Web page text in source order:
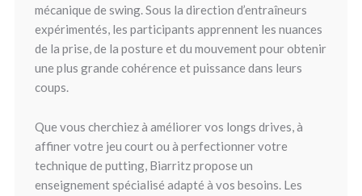
mécanique de swing. Sous la direction d’entraîneurs
expérimentés, les participants apprennent les nuances
de la prise, de la posture et du mouvement pour obtenir
une plus grande cohérence et puissance dans leurs
coups.
Que vous cherchiez à améliorer vos longs drives, à
affiner votre jeu court ou à perfectionner votre
technique de putting, Biarritz propose un
enseignement spécialisé adapté à vos besoins. Les